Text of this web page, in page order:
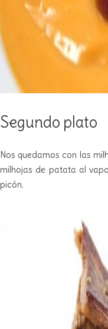
Segundo plato
Nos quedamos con las
milhojas de patata al
picón.